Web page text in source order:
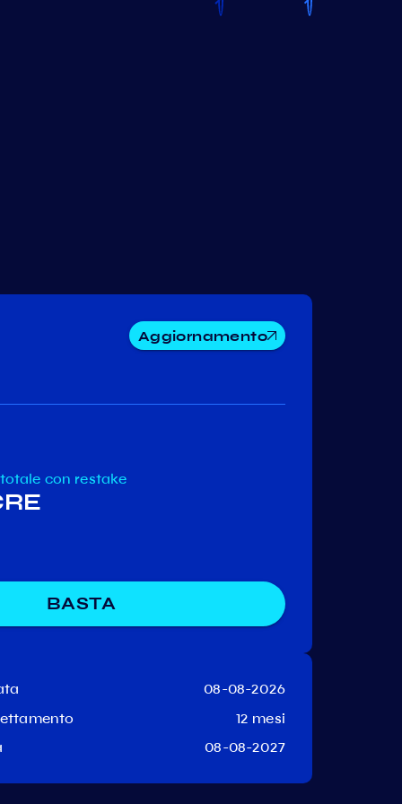
Aggiornamento
con restake
BASTA
08-08-2026
12 mesi
08-08-2027